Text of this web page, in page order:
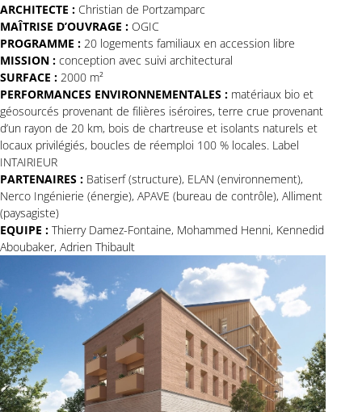
ARCHITECTE : Christian de Portzamparc
MAÎTRISE D’OUVRAGE : OGIC
PROGRAMME : 20 logements familiaux en accession libre
MISSION : conception avec suivi architectural
SURFACE : 2000 m²
PERFORMANCES ENVIRONNEMENTALES : matériaux bio et
géosourcés provenant de filières iséroires, terre crue provenant
d’un rayon de 20 km, bois de chartreuse et isolants naturels et
locaux privilégiés, boucles de réemploi 100 % locales. Label
INTAIRIEUR
PARTENAIRES : Batiserf (structure), ELAN (environnement),
Nerco Ingénierie (énergie), APAVE (bureau de contrôle), Alliment
(paysagiste)
EQUIPE : Thierry Damez-Fontaine, Mohammed Henni, Kennedid
Aboubaker, Adrien Thibault